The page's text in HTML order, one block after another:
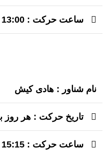
ساعت حرکت : 13:00
نام شناور : هادی کیش
تاریخ حرکت : هر روز
ساعت حرکت : 15:15